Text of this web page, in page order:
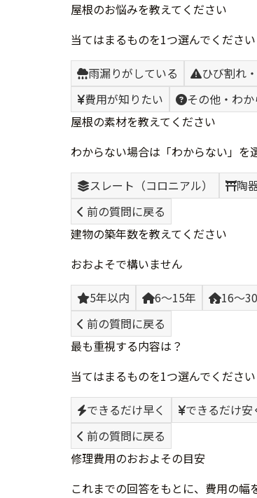
屋根のお悩みを教えてください
当てはまるものを1つ選んでください
雨漏りがしている
ひび割れ
費用が知りたい
その他・わ
屋根の素材を教えてください
わからない場合は「わからない」を
スレート（コロニアル）
陶
前の質問に戻る
建物の築年数を教えてください
おおよそで構いません
5年以内
6〜15年 16〜
前の質問に戻る
最も重視する内容は？
当てはまるものを1つ選んでください
できるだけ早く
できるだけ安
前の質問に戻る
修理費用のおおよその目安
これまでの回答をもとに、費用の幅